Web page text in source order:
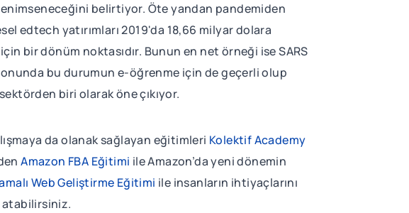
belirtiyor. Öte yandan pandemiden
edtech yatırımları 2019'da 18,66 milyar dolara
bir dönüm noktasıdır. Bunun en net örneği ise SARS
bu durumun e-öğrenme için de geçerli olup
biri olarak öne çıkıyor.
da olanak sağlayan eğitimleri Kolektif Academy
Amazon FBA Eğitimi ile Amazon’da yeni dönemin
Web Geliştirme Eğitimi ile insanların ihtiyaçlarını
atabilirsiniz.